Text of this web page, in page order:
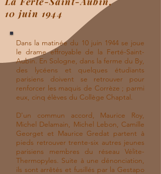
10 juin 1944
Dans la matinée du 10 juin 1944 se joue
le drame effroyable de la Ferté-Saint-
Aubin. En Sologne, dans la ferme du By,
des lycéens et quelques étudiants
parisiens doivent se retrouver pour
renforcer les maquis de Corrèze ; parmi
eux, cinq élèves du Collège Chaptal.
D'un commun accord, Maurice Roy,
Michel Delamain, Michel Lebon, Camille
Georget et Maurice Gredat partent à
pieds retrouver trente-six autres jeunes
parisiens membres du réseau Vélite-
Thermopyles. Suite à une dénonciation,
ils sont arrêtés et fusillés par la Gestapo